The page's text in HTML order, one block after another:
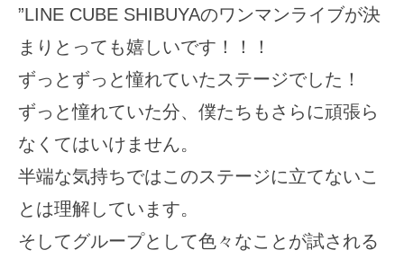
”LINE CUBE SHIBUYAのワンマンライブが決
まりとっても嬉しいです！！！
ずっとずっと憧れていたステージでした！
ずっと憧れていた分、僕たちもさらに頑張ら
なくてはいけません。
半端な気持ちではこのステージに立てないこ
とは理解しています。
そしてグループとして色々なことが試される